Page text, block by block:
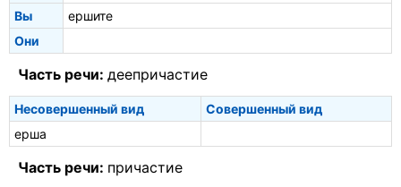
Вы
ершите
Они
Часть речи: деепричастие
Несовершенный вид
Совершенный вид
ерша
Часть речи: причастие